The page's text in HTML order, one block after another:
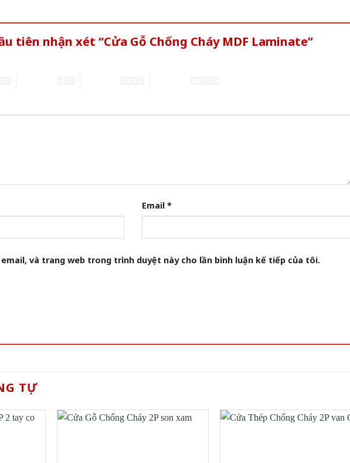
tiên nhận xét “Cửa Gỗ Chống Cháy MDF Laminate”
Email *
và trang web trong trình duyệt này cho lần bình luận kế tiếp của tôi.
TỰ